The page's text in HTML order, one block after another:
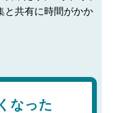
と共有に時間がかか
なった